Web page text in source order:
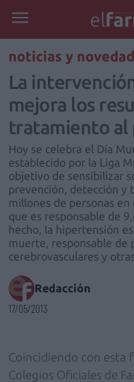
noticias y
La
mejora los
tratamiento al
Hoy se celebra el Día
establecido por la Liga
objetivo de sensibilizar
prevención, detección y
millones de personas
que es responsable de
hecho, la hipertensión
muerte, responsable de
cerebrovasculares y
Redacción
17/05/2013
Coincidiendo con esta
Colegios Oficiales de